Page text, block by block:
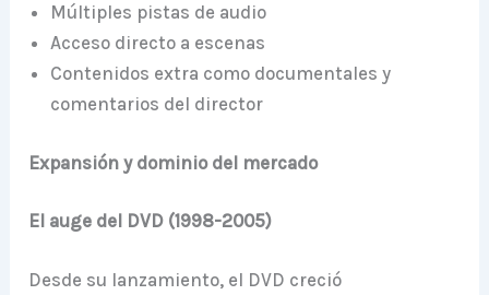
Múltiples pistas de audio
Acceso directo a escenas
Contenidos extra como documentales y
comentarios del director
Expansión y dominio del mercado
El auge del DVD (1998-2005)
Desde su lanzamiento, el DVD creció